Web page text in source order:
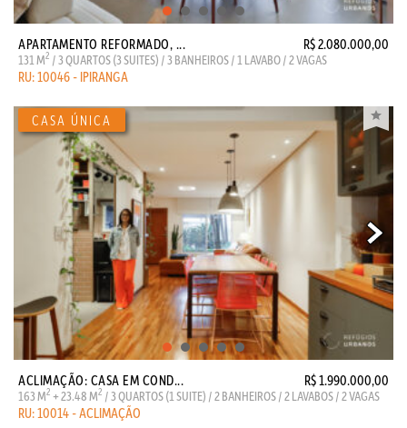
APARTAMENTO REFORMADO, ... R$ 2.080.000,00
131 M2 / 3 QUARTOS (3 SUITES) / 3 BANHEIROS / 1 LAVABO / 2 VAGAS
RU: 10046 - IPIRANGA
ACLIMAÇÃO: CASA EM COND... R$ 1.990.000,00
163 M2 + 23.48 M2 / 3 QUARTOS (1 SUITE) / 2 BANHEIROS / 2 LAVABOS / 2 VAGAS
RU: 10014 - ACLIMAÇÃO